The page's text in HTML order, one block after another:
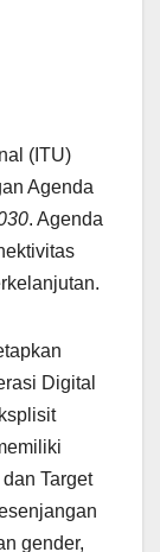
(ITU)
Agenda
. Agenda
Digital
Target
gender,